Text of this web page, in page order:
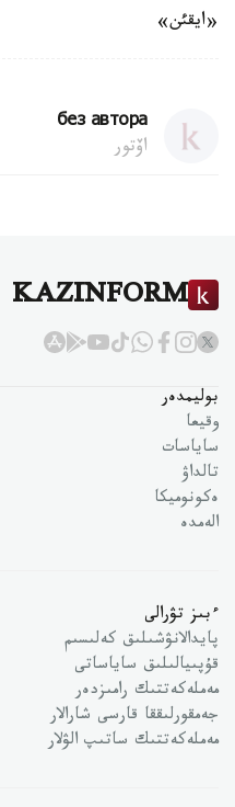
«ايقئن»
без автора
اۆتور
KAZINFORM
بوليمدەر
وقيعا
ساياسات
تالداۋ
ەكونوميكا
الەمدە
ءبىز تۋرالى
پايدالانۋشىلىق كەلىسىم
قۇپىيالىلىق ساياساتى
مەملەكەتتىك رامىزدەر
جەمقورلىققا قارسى شارالار
مەملەكەتتىك ساتىپ الۋلار